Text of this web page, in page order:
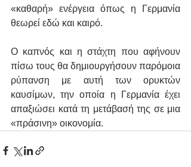
«καθαρή» ενέργεια όπως η Γερμανία
θεωρεί εδώ και καιρό.
Ο καπνός και η στάχτη που αφήνουν
πίσω τους θα δημιουργήσουν παρόμοια
ρύπανση με αυτή των ορυκτών
καυσίμων, την οποία η Γερμανία έχει
απαξιώσει κατά τη μετάβασή της σε μια
«πράσινη» οικονομία.